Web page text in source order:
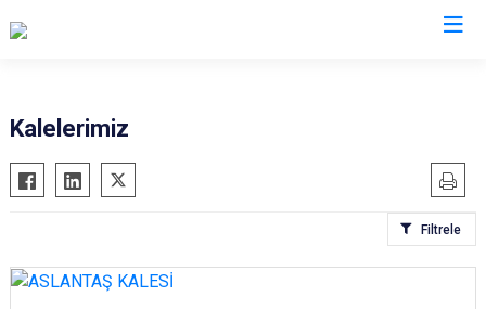
Bahçe
Düziçi
Kadirli
Kalelerimiz
Filtrele